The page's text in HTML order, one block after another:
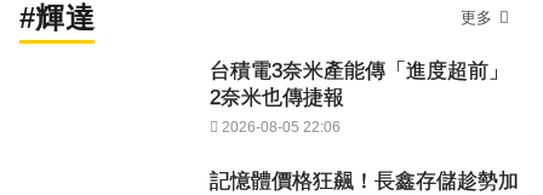
#輝達 更多
台積電3奈米產能傳「進度超前」
2奈米也傳捷報
2026-08-05 22:06
記憶體價格狂飆！長鑫存儲趁勢加